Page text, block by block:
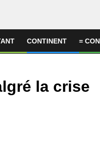
CONTINENT =
la crise